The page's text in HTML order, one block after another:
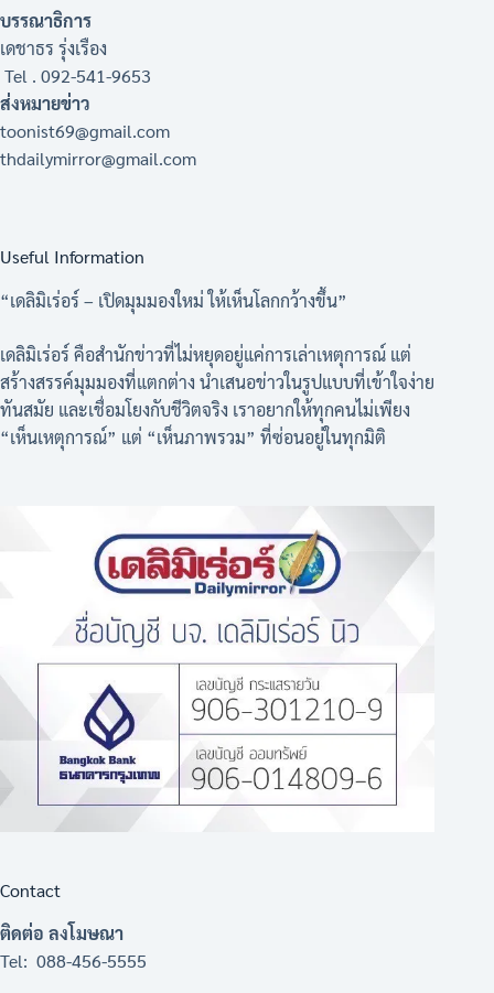
บรรณาธิการ
เดชาธร รุ่งเรือง
Tel . 092-541-9653
ส่งหมายข่าว
toonist69@gmail.com
thdailymirror@gmail.com
Useful Information
“เดลิมิเร่อร์ – เปิดมุมมองใหม่ ให้เห็นโลกกว้างขึ้น”
เดลิมิเร่อร์ คือสำนักข่าวที่ไม่หยุดอยู่แค่การเล่าเหตุการณ์ แต่
สร้างสรรค์มุมมองที่แตกต่าง นำเสนอข่าวในรูปแบบที่เข้าใจง่าย
ทันสมัย และเชื่อมโยงกับชีวิตจริง เราอยากให้ทุกคนไม่เพียง
“เห็นเหตุการณ์” แต่ “เห็นภาพรวม” ที่ซ่อนอยู่ในทุกมิติ
Contact
ติดต่อ ลงโมษณา
Tel: 088-456-5555